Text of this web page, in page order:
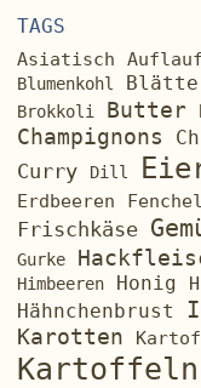
TAGS
Asiatisch Auflauf
Blumenkohl
Brokkoli
Butter
Champignons
Curry Dill
Erdbeeren Fenchel
Frischkäse
Gurke
Himbeeren Honig
Hähnchenbrust
Karotten
Kartoffeln